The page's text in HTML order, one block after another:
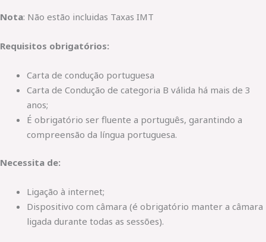
Nota: Não estão incluidas Taxas IMT
Requisitos obrigatórios:
Carta de condução portuguesa
Carta de Condução de categoria B válida há mais de 3
anos;
É obrigatório ser fluente a português, garantindo a
compreensão da língua portuguesa.
Necessita de:
Ligação à internet;
Dispositivo com câmara (é obrigatório manter a câmara
ligada durante todas as sessões).